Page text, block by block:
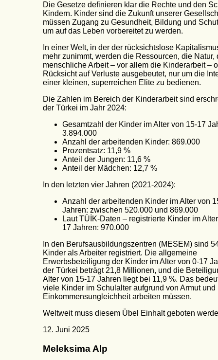
Die Gesetze definieren klar die Rechte und den
Kindern. Kinder sind die Zukunft unserer
müssen Zugang zu Gesundheit, Bildung und
um auf das Leben vorbereitet zu werden.
In einer Welt, in der der rücksichtslose
mehr zunimmt, werden die Ressourcen, die Natur,
menschliche Arbeit – vor allem die Kinderarbeit –
Rücksicht auf Verluste ausgebeutet, nur um die
einer kleinen, superreichen Elite zu bedienen.
Die Zahlen im Bereich der Kinderarbeit sind
der Türkei im Jahr 2024:
Gesamtzahl der Kinder im Alter von 15-17
3.894.000
Anzahl der arbeitenden Kinder: 869.000
Prozentsatz: 11,9 %
Anteil der Jungen: 11,6 %
Anteil der Mädchen: 12,7 %
In den letzten vier Jahren (2021-2024):
Anzahl der arbeitenden Kinder im Alter von
Jahren: zwischen 520.000 und 869.000
Laut TÜİK-Daten – registrierte Kinder im
17 Jahren: 970.000
In den Berufsausbildungszentren (MESEM) sind
Kinder als Arbeiter registriert. Die allgemeine
Erwerbsbeteiligung der Kinder im Alter von 0-17
der Türkei beträgt 21,8 Millionen, und die
Alter von 15-17 Jahren liegt bei 11,9 %. Das
viele Kinder im Schulalter aufgrund von Armut und
Einkommensungleichheit arbeiten müssen.
Weltweit muss diesem Übel Einhalt geboten
12. Juni 2025
Meleksima Alp